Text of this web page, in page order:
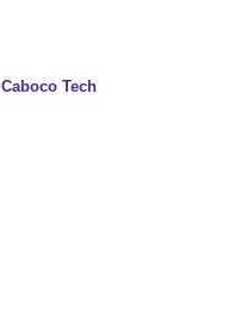
Caboco Tech